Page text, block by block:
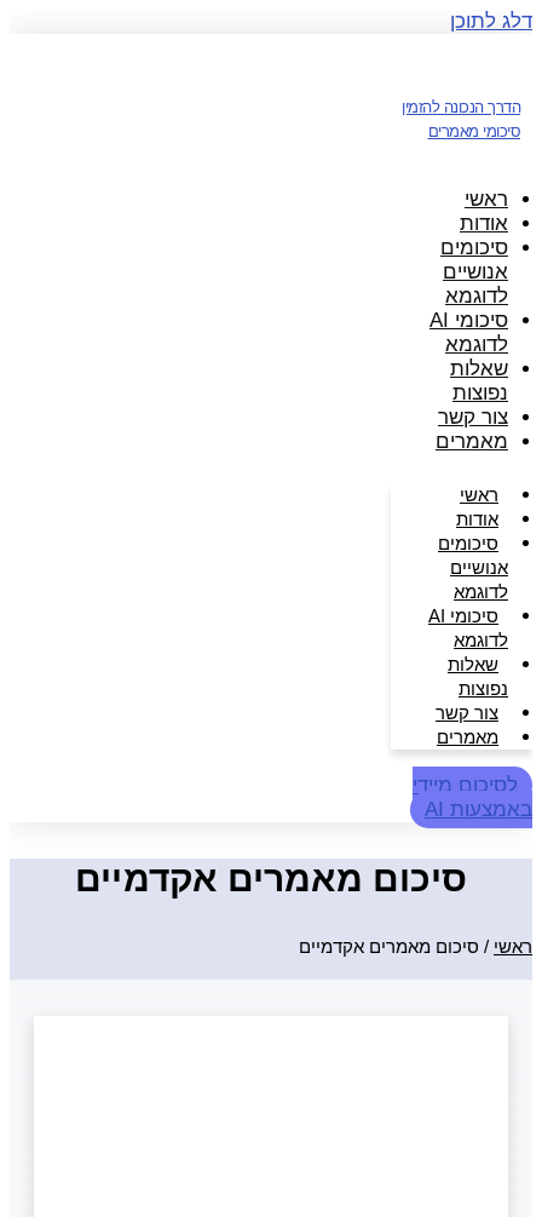
דלג לתוכן
הדרך הנכונה להזמין
סיכומי מאמרים
ראשי
אודות
סיכומים
אנושיים
לדוגמא
סיכומי AI
לדוגמא
שאלות
נפוצות
צור קשר
מאמרים
ראשי
אודות
סיכומים
אנושיים
לדוגמא
סיכומי AI
לדוגמא
שאלות
נפוצות
צור קשר
מאמרים
לסיכום מיידי
באמצעות AI
סיכום מאמרים אקדמיים
ראשי / סיכום מאמרים אקדמיים